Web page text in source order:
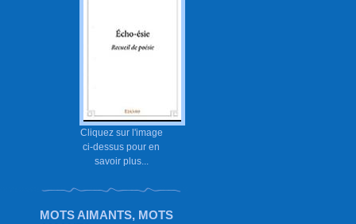
Cliquez sur l'image
ci-dessus pour en
savoir plus...
MOTS AIMANTS, MOTS